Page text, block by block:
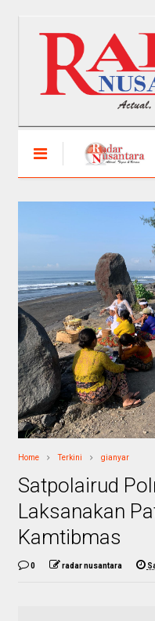
Home Terkini gianyar
Satpolairud
Laksanakan
Kamtibmas
0 radar nusantara